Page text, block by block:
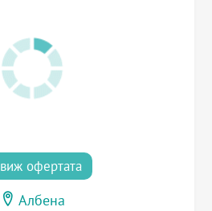
виж офертата
Албена